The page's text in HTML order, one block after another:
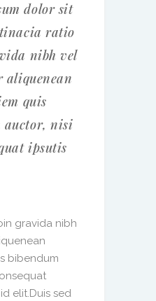
dolor sit
ratio
nibh vel
aliquenean
quis
auctor, nisi
ipsutis
gravida nibh
bibendum
elit.Duis sed